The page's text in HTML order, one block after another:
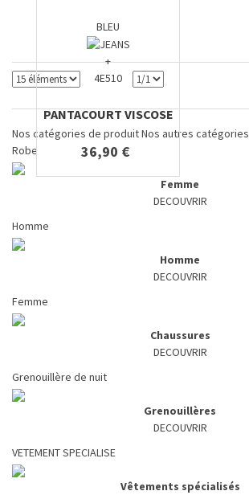
BLEU
+
4E510
PANTACOURT VISCOSE
36,90 €
Nos catégories de produitNos autres catégories
Robe
Femme
DECOUVRIR
Homme
Homme
DECOUVRIR
Femme
Chaussures
DECOUVRIR
Grenouillère de nuit
Grenouillères
DECOUVRIR
VETEMENT SPECIALISE
Vêtements spécialisés